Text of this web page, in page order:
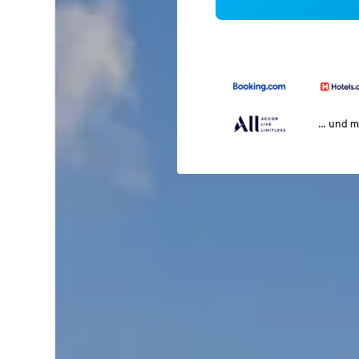
… und